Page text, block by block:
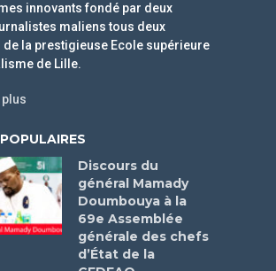
innovants fondé par deux
maliens tous deux
la prestigieuse Ecole supérieure
de Lille.
plus
Discours du
général Mamady
Doumbouya à la
69e Assemblée
générale des chefs
d’État de la